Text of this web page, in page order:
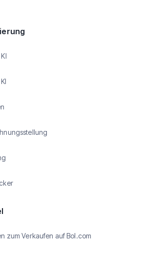
zum Verkaufen auf Bol.com